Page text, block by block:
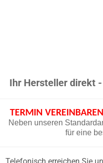
Ihr Hersteller direkt -
TERMIN
Neben unseren
für eine